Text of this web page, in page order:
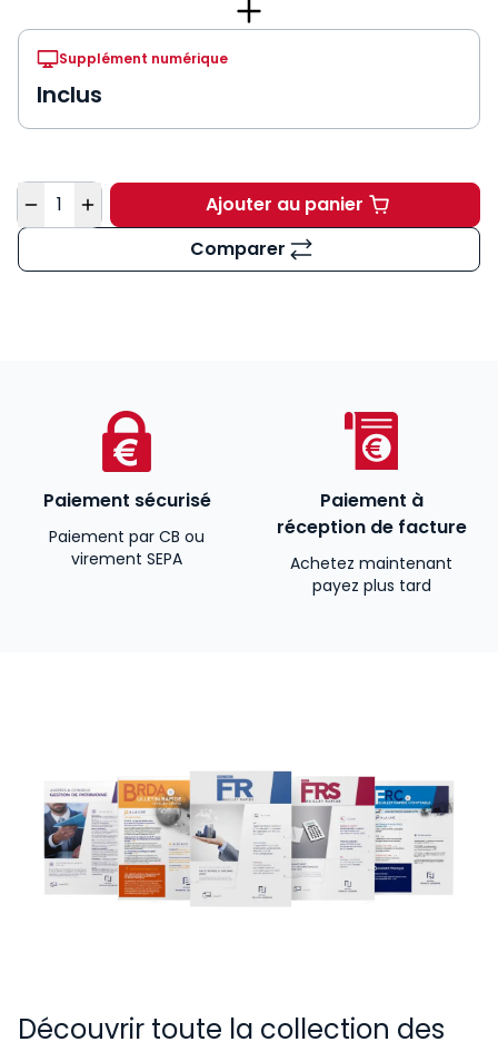
Supplément numérique
Inclus
Quantité Ajouter au panier
Revue de
Comparer
Paiement sécurisé
Paiement par CB ou
virement SEPA
Paiement à
réception de facture
Achetez maintenant
payez plus tard
Découvrir toute la collection des